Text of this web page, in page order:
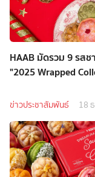
HAAB มัดรวม 9 รส
"2025 Wrapped
ข่าวประชาสัมพันธ์ 18